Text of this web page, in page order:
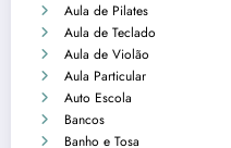
Aula de Pilates
Aula de Teclado
Aula de Violão
Aula Particular
Auto Escola
Bancos
Banho e Tosa